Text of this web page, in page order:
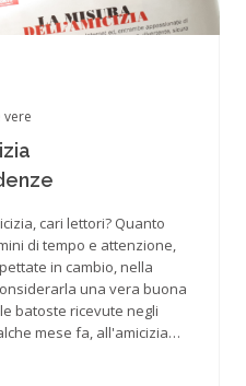
vere
cari lettori? Quanto
di tempo e attenzione,
in cambio, nella
una vera buona
batoste ricevute negli
mese fa, all'amicizia…